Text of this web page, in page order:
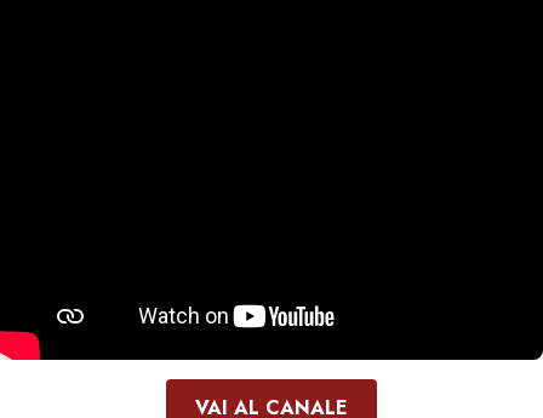
VAI AL CANALE